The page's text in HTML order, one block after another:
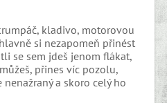
kladivo, motorovou
si nezapomeň přinést
se sem jdeš jenom flákat,
přines víc pozolu,
a skoro celý ho